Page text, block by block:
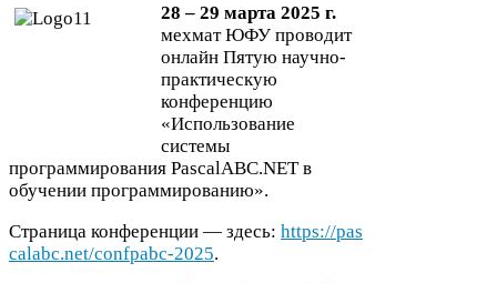
28 – 29 марта 2025 г.
мехматЮФУ проводит
онлайн Пятую научно-​
практическую
конференцию
«Использование
системы
программирования Pas​cal​ABC​.NETв
обучении программированию».
Страница конференции — здесь: https://​pas​
cal​abc​.net/​c​o​n​f​p​a​b​c​-​2025.